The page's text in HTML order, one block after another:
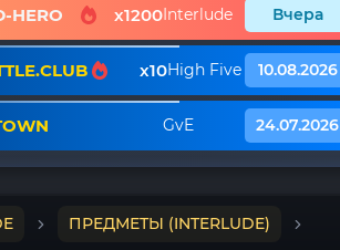
HERO x1200Interlude Вчера
x10High Five 10.08.2026
GvE 24.07.2026
ПРЕДМЕТЫ (INTERLUDE)